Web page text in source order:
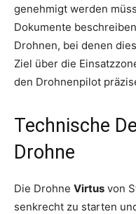
genehmigt werden
Dokumente
Drohnen, bei denen
Ziel über die
den Drohnenpilot
Technische
Drohne
Die Drohne Virtus von
senkrecht zu starten